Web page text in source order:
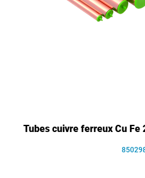
Tubes cuivre ferreux Cu Fe